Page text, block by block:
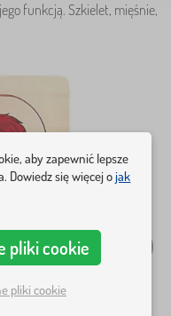
funkcją. Szkielet, mięśnie,
aby zapewnić lepsze
Dowiedz się więcej ojak
pliki cookie
pliki cookie